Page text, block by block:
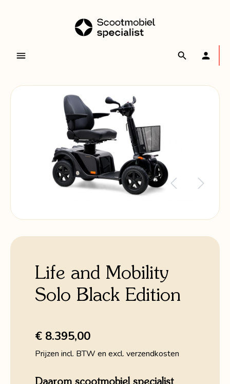
Life and Mobility
Solo Black Edition
€ 8.395,00
Prijzen incl. BTW en excl. verzendkosten
Daarom scootmobiel specialist